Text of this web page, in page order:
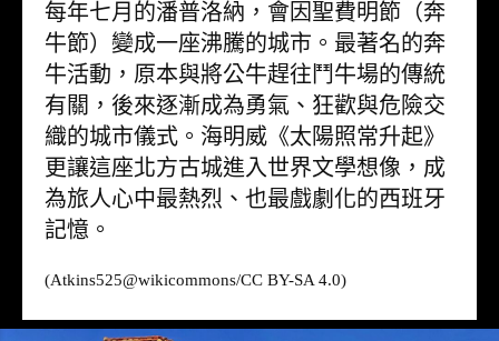
每年七月的潘普洛納，會因聖費明節（奔
牛節）變成一座沸騰的城市。最著名的奔
牛活動，原本與將公牛趕往鬥牛場的傳統
有關，後來逐漸成為勇氣、狂歡與危險交
織的城市儀式。海明威《太陽照常升起》
更讓這座北方古城進入世界文學想像，成
為旅人心中最熱烈、也最戲劇化的西班牙
記憶。
(Atkins525@wikicommons/CC BY-SA 4.0)